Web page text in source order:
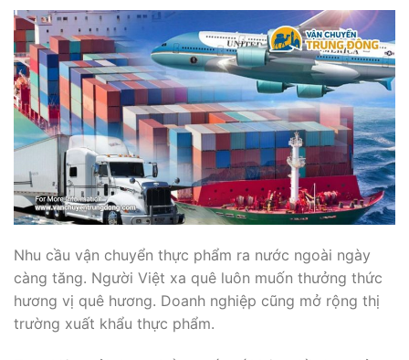
Nhu cầu vận chuyển thực phẩm ra nước ngoài ngày
càng tăng. Người Việt xa quê luôn muốn thưởng thức
hương vị quê hương. Doanh nghiệp cũng mở rộng thị
trường xuất khẩu thực phẩm.